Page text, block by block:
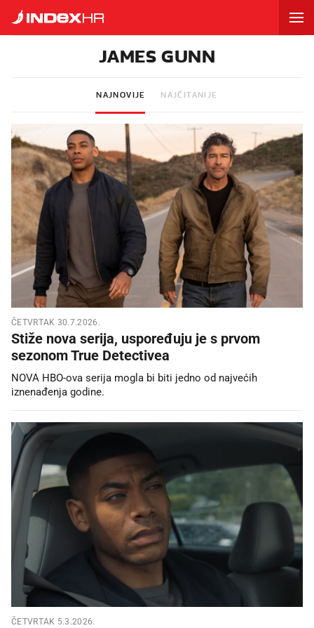
JAMES GUNN
NAJNOVIJE NAJČITANIJE
ČETVRTAK 30.7.2026.
Stiže nova serija, uspoređuju je s prvom
sezonom True Detectivea
NOVA HBO-ova serija mogla bi biti jedno od najvećih
iznenađenja godine.
ČETVRTAK 5.3.2026.